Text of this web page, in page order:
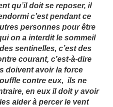
qu’il doit se reposer, il
c’est pendant ce
personnes pour être
on a interdit le sommeil
sentinelles, c’est des
courant, c’est-à-dire
doivent avoir la force
contre eux, ils ne
en eux il doit y avoir
aider à percer le vent